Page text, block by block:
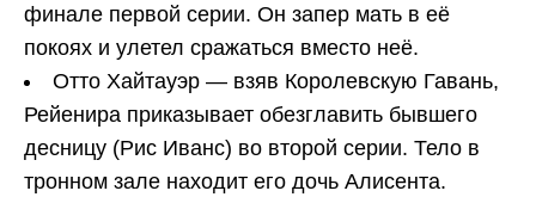
финале первой серии. Он запер мать в её
покоях и улетел сражаться вместо неё.
Отто Хайтауэр — взяв Королевскую Гавань,
Рейенира приказывает обезглавить бывшего
десницу (Рис Иванс) во второй серии. Тело в
тронном зале находит его дочь Алисента.